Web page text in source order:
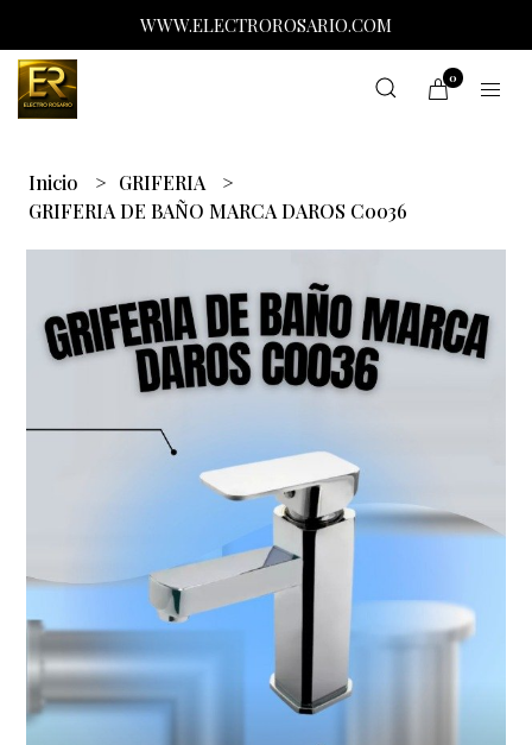
WWW.ELECTROROSARIO.COM
0
Inicio
GRIFERIA
GRIFERIA DE BAÑO MARCA DAROS C0036